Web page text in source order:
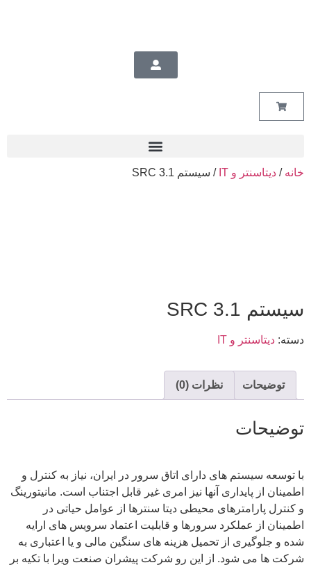
خانه / دیتاسنتر و‌ IT / سیستم SRC 3.1
سیستم SRC 3.1
دسته: دیتاسنتر و‌ IT
توضیحات نظرات (0)
توضیحات
با توسعه سیستم های دارای اتاق سرور در ایران، نیاز به کنترل و
اطمینان از پایداری آنها نیز امری غیر قابل اجتناب است. مانیتورینگ
و کنترل پارامترهای محیطی دیتا سنترها از عوامل حیاتی در
اطمینان از عملکرد سرورها و قابلیت اعتماد سرویس های ارايه
شده و جلوگیری از تحمیل هزینه های سنگین مالی و یا اعتباری به
شرکت ها می شود. از این رو شرکت پیشران صنعت ویرا با تکیه بر